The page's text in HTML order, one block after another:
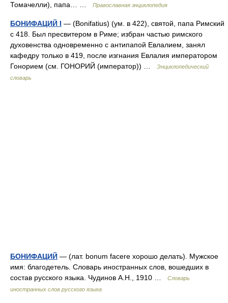
Томачелли), папа… …
Православная энциклопедия
БОНИФАЦИЙ I — (Bonifatius) (ум. в 422), святой, папа Римский
с 418. Был пресвитером в Риме; избран частью римского
духовенства одновременно с антипапой Евлалием, занял
кафедру только в 419, после изгнания Евлалия императором
Гонорием (см. ГОНОРИЙ (император)) …
Энциклопедический
словарь
БОНИФАЦИЙ — (лат. bonum facere хорошо делать). Мужское
имя: благодетель. Словарь иностранных слов, вошедших в
состав русского языка. Чудинов А.Н., 1910 …
Словарь
иностранных слов русского языка